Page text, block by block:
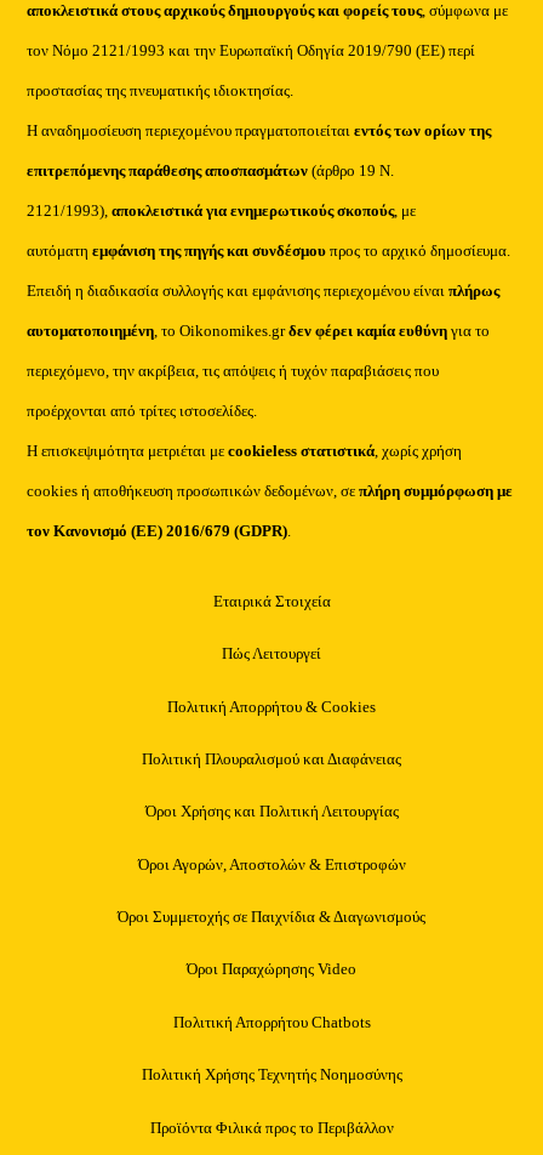
αποκλειστικά στους αρχικούς δημιουργούς και φορείς τους, σύμφωνα με
τον Νόμο 2121/1993 και την Ευρωπαϊκή Οδηγία 2019/790 (ΕΕ) περί
προστασίας της πνευματικής ιδιοκτησίας.
Η αναδημοσίευση περιεχομένου πραγματοποιείταιεντός των ορίων της
επιτρεπόμενης παράθεσης αποσπασμάτων (άρθρο 19 Ν.
2121/1993), αποκλειστικά για ενημερωτικούς σκοπούς, με
αυτόματηεμφάνιση της πηγής και συνδέσμου προς το αρχικό δημοσίευμα.
Επειδή η διαδικασία συλλογής και εμφάνισης περιεχομένου είναιπλήρως
αυτοματοποιημένη, το Oikonomikes.grδεν φέρει καμία ευθύνη για το
περιεχόμενο, την ακρίβεια, τις απόψεις ή τυχόν παραβιάσεις που
προέρχονται από τρίτες ιστοσελίδες.
Η επισκεψιμότητα μετριέται μεcookieless στατιστικά, χωρίς χρήση
cookies ή αποθήκευση προσωπικών δεδομένων, σεπλήρη συμμόρφωση με
τον Κανονισμό (ΕΕ) 2016/679 (GDPR).
Εταιρικά Στοιχεία
Πώς Λειτουργεί
Πολιτική Απορρήτου & Cookies
Πολιτική Πλουραλισμού και Διαφάνειας
Όροι Χρήσης και Πολιτική Λειτουργίας
Όροι Αγορών, Αποστολών & Επιστροφών
Όροι Συμμετοχής σε Παιχνίδια & Διαγωνισμούς
Όροι Παραχώρησης Video
Πολιτική Απορρήτου Chatbots
Πολιτική Χρήσης Τεχνητής Νοημοσύνης
Προϊόντα Φιλικά προς το Περιβάλλον